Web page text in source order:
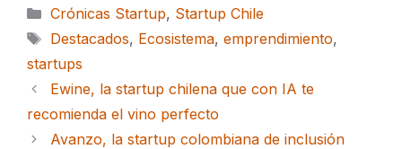
Categorías
Crónicas Startup, Startup Chile
Etiquetas
Destacados, Ecosistema, emprendimiento,
startups
Ewine, la startup chilena que con IA te
recomienda el vino perfecto
Avanzo, la startup colombiana de inclusión